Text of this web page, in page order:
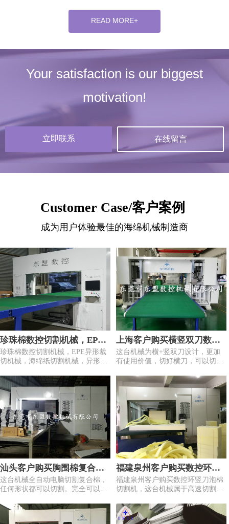
装工业、建筑工业、日用品等。
READ MORE+
Your satisfaction is our biggest
motivation!
立即联系 在线留言
Customer Case/客户案例
成为用户体验最佳的海绵机械制造商
珍珠棉数控切割机械，EPE
异形裁切机械，海绵纸切割
械
珍珠棉数控切割机械，EPE异形裁
切机械，海绵纸切割机械，异形形
自动切割形状。不需要刀模。1分
钟出新产品。
上海客户购买横竖双刀数控
切割机
这台机械为横+竖双刀设计，更加
有使用价值，切好横刀，可以切竖
汕头客户购买胸围棉复合材
料切割机械
这台机械全自动电脑切割复合棉，
任何形状都可以切割。完全可以代
高。
福建泉州客户购买数控环竖
刀泡棉切割机
福建泉州客户购买数控环竖刀泡棉
切割机，这台机械属于高速切割
割形状只需要5分钟以内。机械配
有东盟数控磨刀系统。保持刀带使